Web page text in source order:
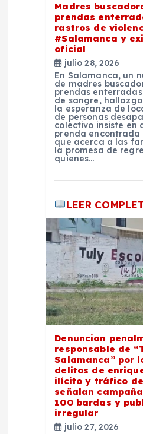
Madres
prendas
rastros de
#Salamanca y
oficial
julio 28, 2026
En Salamanca, un
de madres
prendas
de sangre,
la esperanza de
de personas
colectivo insiste en
prenda encontrada
que acerca a las
la promesa de
quienes…
LEER
Denuncian
responsable de
Salamanca” por
delitos de
ilícito y tráfico
señalan
100 bardas y
irregular
julio 27, 2026